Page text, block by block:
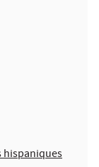
hispaniques